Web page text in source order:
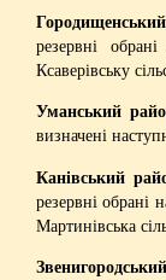
резервні
Ксаверівську
Уманський
визначені
Канівський
резервні обрані
Мартинівська